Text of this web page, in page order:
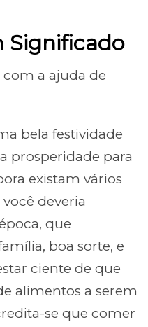
Significado
a ajuda de
bela festividade
prosperidade para
existam vários
deveria
que
boa sorte, e
ciente de que
alimentos a serem
se que comer